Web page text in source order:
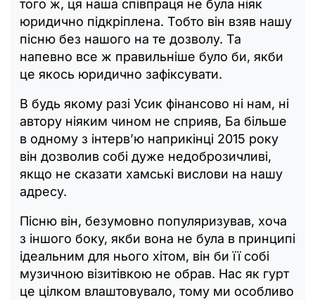
того ж, ця наша співпраця не була ніяк
юридично підкріплена. Тобто він взяв нашу
пісню без нашого на те дозволу. Та
напевно все ж правильніше було би, якби
це якось юридично зафіксувати.
В будь якому разі Усик фінансово ні нам, ні
автору ніяким чином не сприяв, Ба більше
в одному з інтерв’ю наприкінці 2015 року
він дозволив собі дуже недоброзичливі,
якщо не сказати хамські вислови на нашу
адресу.
Пісню він, безумовно популяризував, хоча
з іншого боку, якби вона не була в принципі
ідеальним для нього хітом, він би її собі
музичною візитівкою не обрав. Нас як гурт
це цілком влаштовувало, тому ми особливо